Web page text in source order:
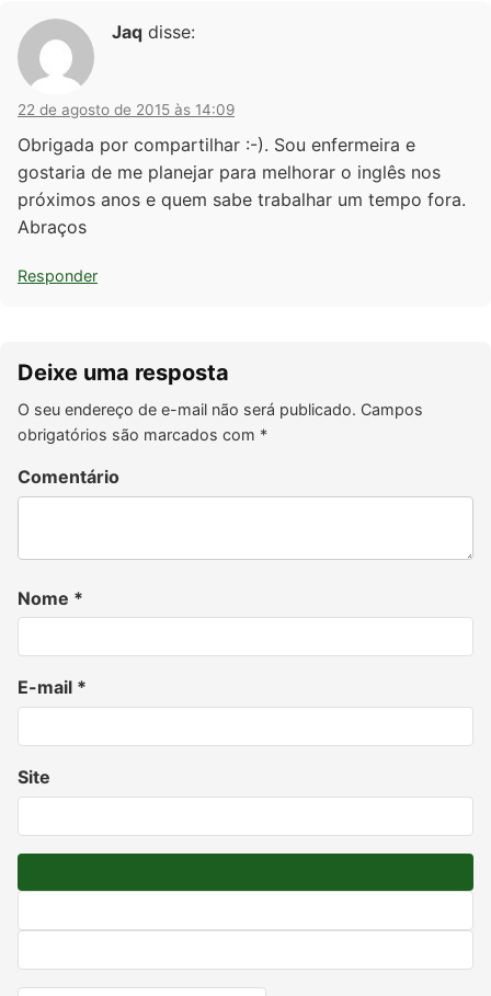
Jaq disse:
22 de agosto de 2015 às 14:09
Obrigada por compartilhar :-). Sou enfermeira e
gostaria de me planejar para melhorar o inglês nos
próximos anos e quem sabe trabalhar um tempo fora.
Abraços
Responder
Deixe uma resposta
O seu endereço de e-mail não será publicado. Campos
obrigatórios são marcados com *
Comentário
Nome *
E-mail *
Site